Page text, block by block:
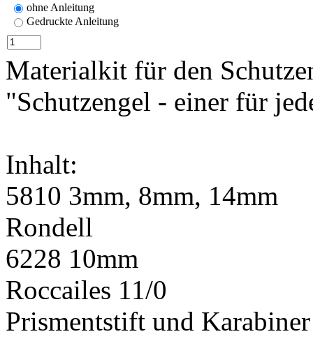
ohne Anleitung
Gedruckte Anleitung
Materialkit für den
"Schutzengel - einer für
Inhalt:
5810 3mm, 8mm, 14mm
Rondell
6228 10mm
Roccailes 11/0
Prismentstift und Karabiner